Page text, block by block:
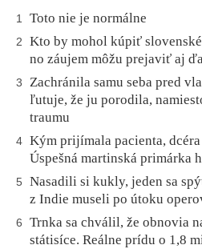
1 Toto nie je normálne
2
Kto by mohol kúpiť
no záujem môžu prejaviť aj
3
Zachránila samu seba pred
ľutuje, že ju porodila,
traumu
4 Kým prijímala pacienta,
Úspešná martinská primárka
5
Nasadili si kukly, jeden sa
z Indie museli po útoku
6
Trnka sa chválil, že obnovia
státisíce. Reálne prídu o 1,8